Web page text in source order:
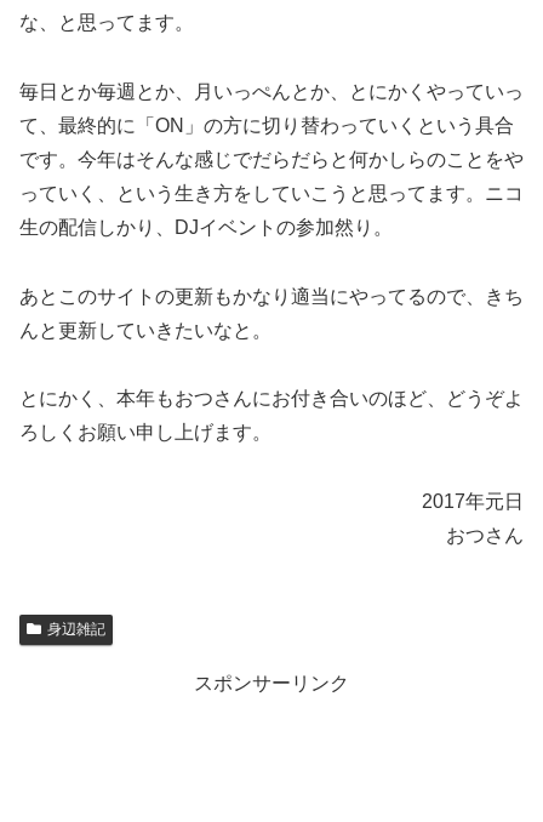
な、と思ってます。
毎日とか毎週とか、月いっぺんとか、とにかくやっていっ
て、最終的に「ON」の方に切り替わっていくという具合
です。今年はそんな感じでだらだらと何かしらのことをや
っていく、という生き方をしていこうと思ってます。ニコ
生の配信しかり、DJイベントの参加然り。
あとこのサイトの更新もかなり適当にやってるので、きち
んと更新していきたいなと。
とにかく、本年もおつさんにお付き合いのほど、どうぞよ
ろしくお願い申し上げます。
2017年元日
おつさん
身辺雑記
スポンサーリンク